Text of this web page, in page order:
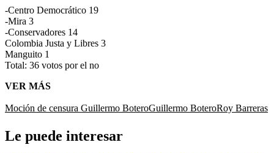
-Centro Democrático 19
-Mira 3
-Conservadores 14
Colombia Justa y Libres 3
Manguito 1
Total: 36 votos por el no
VER MÁS
Moción de censura Guillermo BoteroGuillermo BoteroRoy Barreras
Le puede interesar